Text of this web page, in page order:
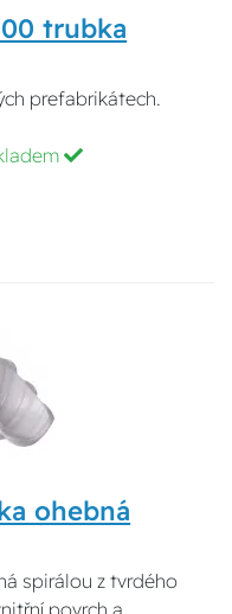
trubka
prefabrikátech.
ohebná
spirálou z tvrdého
povrch a